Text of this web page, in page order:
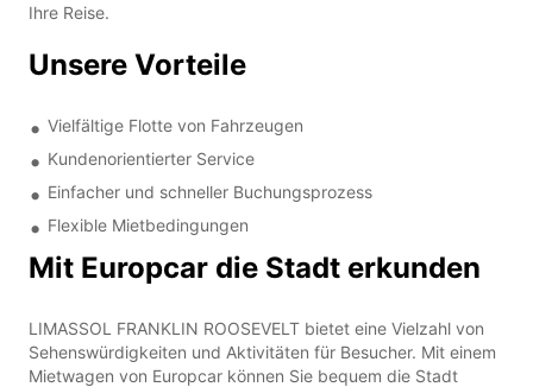
Ihre Reise.
Unsere Vorteile
Vielfältige Flotte von Fahrzeugen
Kundenorientierter Service
Einfacher und schneller Buchungsprozess
Flexible Mietbedingungen
Mit Europcar die Stadt erkunden
LIMASSOL FRANKLIN ROOSEVELT bietet eine Vielzahl von
Sehenswürdigkeiten und Aktivitäten für Besucher. Mit einem
Mietwagen von Europcar können Sie bequem die Stadt